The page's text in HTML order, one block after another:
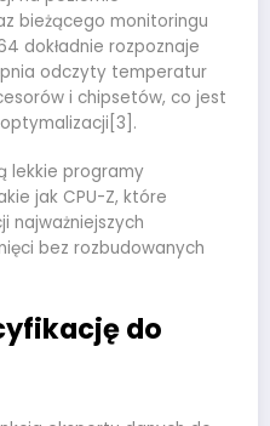
bieżącego monitoringu
dokładnie rozpoznaje
odczyty temperatur
i chipsetów, co jest
lekkie programy
jak CPU-Z, które
najważniejszych
bez rozbudowanych
do